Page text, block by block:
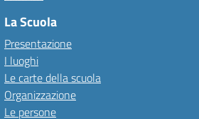
La Scuola
Presentazione
I luoghi
Le carte della scuola
Organizzazione
Le persone